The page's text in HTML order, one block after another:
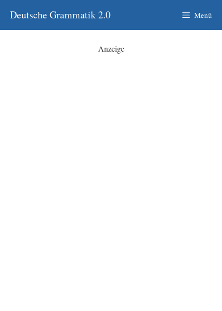
Inhalt
springen
Deutsche Grammatik 2.0 Menü
Anzeige